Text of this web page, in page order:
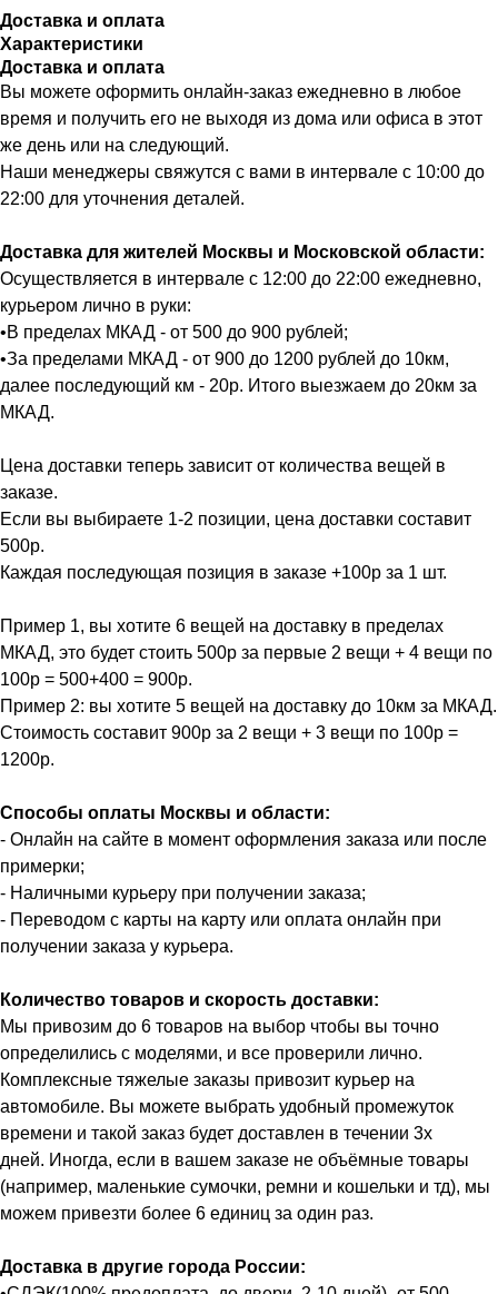
Доставка и оплата
Характеристики
Доставка и оплата
Вы можете оформить онлайн-заказ ежедневно в любое
время и получить его не выходя из дома или офиса в этот
же день или на следующий.
Наши менеджеры свяжутся с вами в интервале с 10:00 до
22:00 для уточнения деталей.
Доставка для жителей Москвы и Московской области:
Осуществляется в интервале с 12:00 до 22:00 ежедневно,
курьером лично в руки:
•В пределах МКАД - от 500 до 900 рублей;
•За пределами МКАД - от 900 до 1200 рублей до 10км,
далее последующий км - 20р. Итого выезжаем до 20км за
МКАД.
Цена доставки теперь зависит от количества вещей в
заказе.
Если вы выбираете 1-2 позиции, цена доставки составит
500р.
Каждая последующая позиция в заказе +100р за 1 шт.
Пример 1, вы хотите 6 вещей на доставку в пределах
МКАД, это будет стоить 500р за первые 2 вещи + 4 вещи по
100р = 500+400 = 900р.
Пример 2: вы хотите 5 вещей на доставку до 10км за МКАД.
Стоимость составит 900р за 2 вещи + 3 вещи по 100р =
1200р.
Способы оплаты Москвы и области:
- Онлайн на сайте в момент оформления заказа или после
примерки;
- Наличными курьеру при получении заказа;
- Переводом с карты на карту или оплата онлайн при
получении заказа у курьера.
Количество товаров и скорость доставки:
Мы привозим до 6 товаров на выбор чтобы вы точно
определились с моделями, и все проверили лично.
Комплексные тяжелые заказы привозит курьер на
автомобиле. Вы можете выбрать удобный промежуток
времени и такой заказ будет доставлен в течении 3х
дней. Иногда, если в вашем заказе не объёмные товары
(например, маленькие сумочки, ремни и кошельки и тд), мы
можем привезти более 6 единиц за один раз.
Доставка в другие города России: